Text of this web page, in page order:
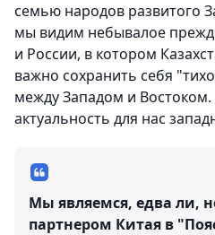
семью народов развитого
мы видим небывалое
и России, в котором
важно сохранить себя
между Западом и Востоком.
актуальность для нас
Мы являемся, едва ли,
партнером Китая в